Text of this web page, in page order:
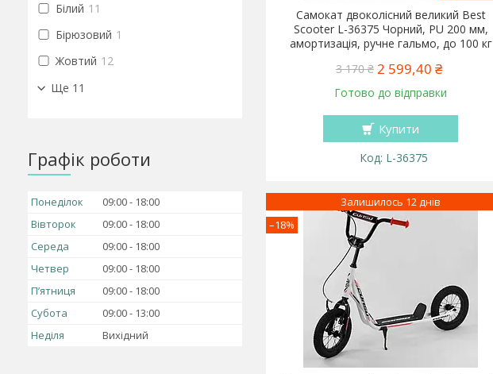
Самокат двоколісний великий Best
Scooter L-36375 Чорний, PU 200 мм,
амортизація, ручне гальмо, до 100 кг
3 170 ₴ 2 599,40 ₴
Готово до відправки
Купити
L-36375
–18%
Залишилось 12 днів
Білий 11
Бірюзовий 1
Жовтий 12
Ще 11
Графік роботи
Понеділок 09:00
18:00
Вівторок
09:00
18:00
Середа
09:00
18:00
Четвер
09:00
18:00
Пʼятниця
09:00
18:00
Субота
09:00
13:00
Неділя
Вихідний